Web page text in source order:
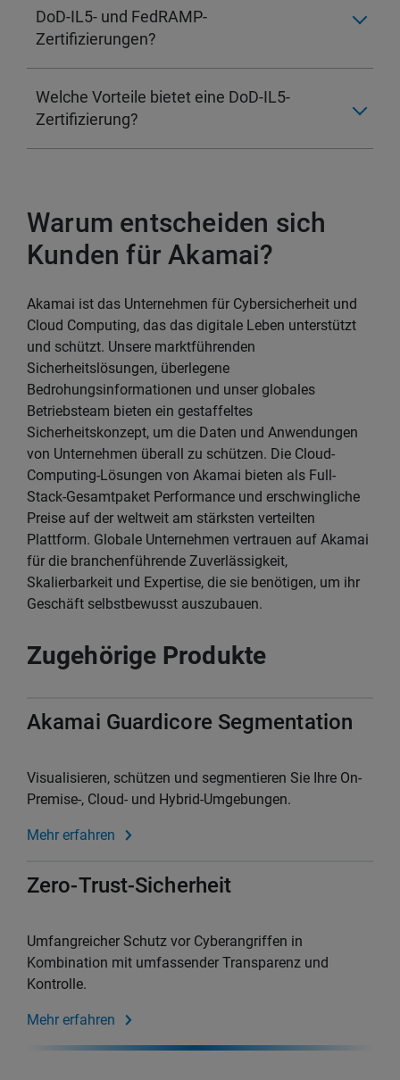
DoD-IL5- und FedRAMP-
Zertifizierungen?
Welche Vorteile bietet eine DoD-IL5-
Zertifizierung?
Warum entscheiden sich
Kunden für Akamai?
Akamai ist das Unternehmen für Cybersicherheit und
Cloud Computing, das das digitale Leben unterstützt
und schützt. Unsere marktführenden
Sicherheitslösungen, überlegene
Bedrohungsinformationen und unser globales
Betriebsteam bieten ein gestaffeltes
Sicherheitskonzept, um die Daten und Anwendungen
von Unternehmen überall zu schützen. Die Cloud-
Computing-Lösungen von Akamai bieten als Full-
Stack-Gesamtpaket Performance und erschwingliche
Preise auf der weltweit am stärksten verteilten
Plattform. Globale Unternehmen vertrauen auf Akamai
für die branchenführende Zuverlässigkeit,
Skalierbarkeit und Expertise, die sie benötigen, um ihr
Geschäft selbstbewusst auszubauen.
Zugehörige Produkte
Akamai Guardicore Segmentation
Visualisieren, schützen und segmentieren Sie Ihre On-
Premise-, Cloud- und Hybrid-Umgebungen.
Mehr erfahren
Zero-Trust-Sicherheit
Umfangreicher Schutz vor Cyberangriffen in
Kombination mit umfassender Transparenz und
Kontrolle.
Mehr erfahren